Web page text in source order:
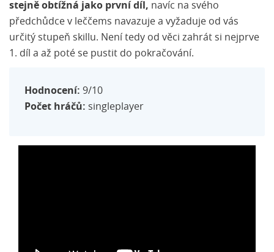
stejně obtížná jako první díl, navíc na svého
předchůdce v leččems navazuje a vyžaduje od vás
určitý stupeň skillu. Není tedy od věci zahrát si nejprve
1. díl a až poté se pustit do pokračování.
Hodnocení: 9/10
Počet hráčů: singleplayer